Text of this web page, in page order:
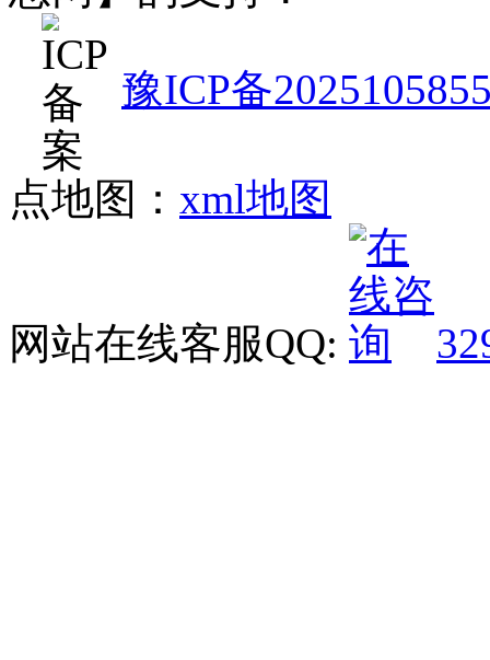
豫ICP备
点地图： xml地图
网站在线客服QQ: